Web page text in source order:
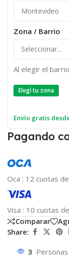
Zona / Barrio
Al elegir el
Elegí tu zona
Envío gratis
Pagando
Oca : 12 cuotas de
Visa : 10 cuotas de
Comparar
Share:
3